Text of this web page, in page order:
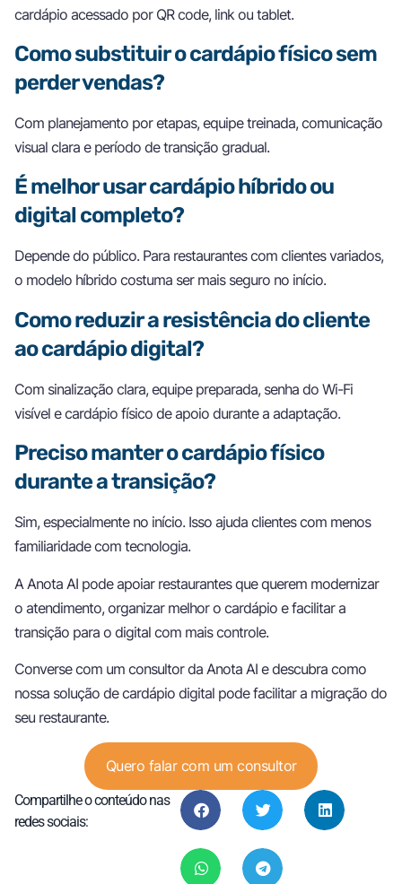
cardápio acessado por QR code, link ou tablet.
Como substituir o cardápio físico sem
perder vendas?
Com planejamento por etapas, equipe treinada, comunicação
visual clara e período de transição gradual.
É melhor usar cardápio híbrido ou
digital completo?
Depende do público. Para restaurantes com clientes variados,
o modelo híbrido costuma ser mais seguro no início.
Como reduzir a resistência do cliente
ao cardápio digital?
Com sinalização clara, equipe preparada, senha do Wi-Fi
visível e cardápio físico de apoio durante a adaptação.
Preciso manter o cardápio físico
durante a transição?
Sim, especialmente no início. Isso ajuda clientes com menos
familiaridade com tecnologia.
A Anota AI pode apoiar restaurantes que querem modernizar
o atendimento, organizar melhor o cardápio e facilitar a
transição para o digital com mais controle.
Converse com um consultor da Anota AI e descubra como
nossa solução de cardápio digital pode facilitar a migração do
seu restaurante.
Quero falar com um consultor
Compartilhe o conteúdo nas
redes sociais: